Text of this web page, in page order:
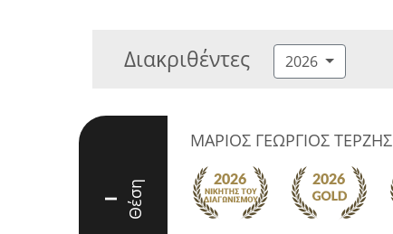
Διακριθέντες 2026
I Θέση
ΜΑΡΙΟΣ ΓΕΩΡΓΙΟΣ ΤΕΡΖΗΣ